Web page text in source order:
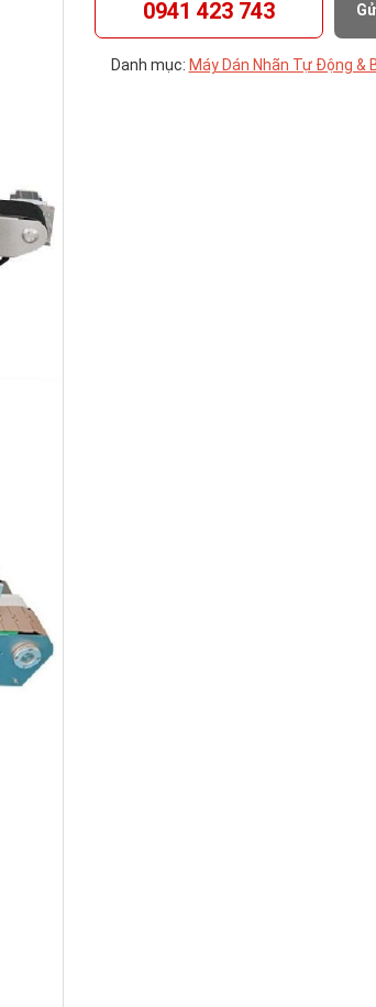
0941 423 743
Danh mục: Máy Dán Nhãn Tự Động &